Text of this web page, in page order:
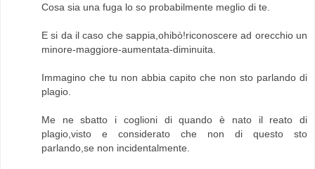
Cosa sia una fuga lo so probabilmente meglio di te.
E si da il caso che sappia,ohibò!riconoscere ad orecchio un
minore-maggiore-aumentata-diminuita.
Immagino che tu non abbia capito che non sto parlando di
plagio.
Me ne sbatto i coglioni di quando è nato il reato di
plagio,visto e considerato che non di questo sto
parlando,se non incidentalmente.